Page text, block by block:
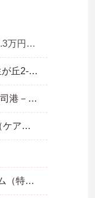
月収 23.4万円～24.3万円程度
佐賀県 鳥栖市 弥生が丘2-146-1
ＪＲ鹿児島本線(門司港－八代)「弥生が丘駅」徒歩10分
■介護支援専門員（ケアマネジャー）必須 ■経験必須 ■普通自動車免許必須（ＡＴ限定可）
特別養護老人ホーム（特養）